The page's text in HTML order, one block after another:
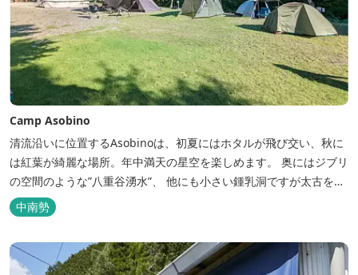
Camp Asobino
清流沿いに位置するAsobinoは、初夏にはホタルが飛び交い、秋に
は紅葉が綺麗な場所。年中満天の星空を楽しめます。 奥にはジブリ
の空間のような”八重谷湧水”、 他にも小さい鍾乳洞ですが太古を想
像させる”風穴”などがあり、自然が豊かなスポットです。 wi-fi完
備。テントサウナもご利用いただけます。 また近くには廃校を活用
した「阿曽温泉」もあります。
中南勢